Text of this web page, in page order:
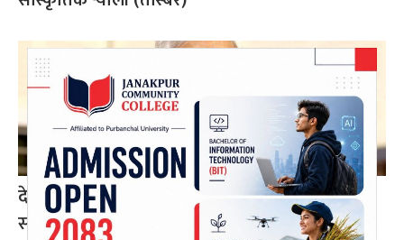
देउवा र खड्काको पुनरावलोकन निवेदनमा सुनुवाइ गर्न
सर्वोच्चको अनुमति